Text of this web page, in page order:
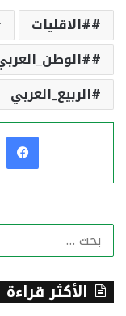
#الاقليات
الربيع_العربي
الأكثر قراءة